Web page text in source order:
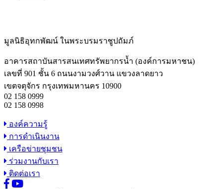
มูลนิธิอุทกพัฒน์ ในพระบรมราชูปถัมภ์
อาคารสถาบันสารสนเทศทรัพยากรน้ำ (องค์การมหาชน)
เลขที่ 901 ชั้น 6 ถนนงามวงศ์วาน แขวงลาดยาว
เขตจตุจักร กรุงเทพมหานคร 10900
02 158 0999
02 158 0998
องค์ความรู้
การดำเนินงาน
เครือข่ายชุมชน
ร่วมงานกับเรา
ติดต่อเรา